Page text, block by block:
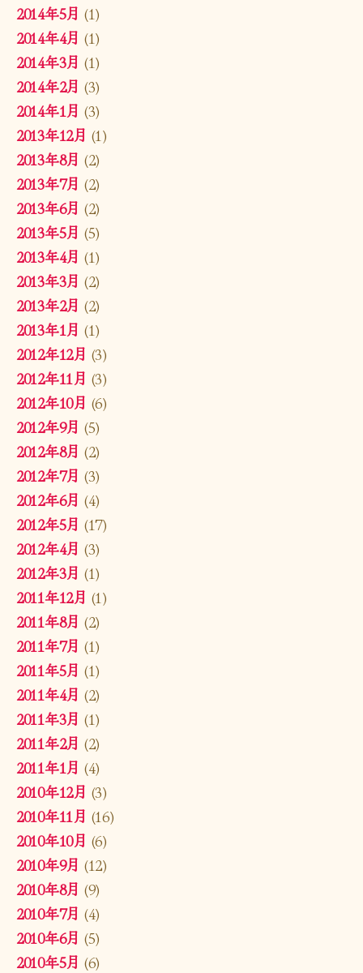
2014年5月 (1)
2014年4月 (1)
2014年3月 (1)
2014年2月 (3)
2014年1月 (3)
2013年12月 (1)
2013年8月 (2)
2013年7月 (2)
2013年6月 (2)
2013年5月 (5)
2013年4月 (1)
2013年3月 (2)
2013年2月 (2)
2013年1月 (1)
2012年12月 (3)
2012年11月 (3)
2012年10月 (6)
2012年9月 (5)
2012年8月 (2)
2012年7月 (3)
2012年6月 (4)
2012年5月 (17)
2012年4月 (3)
2012年3月 (1)
2011年12月 (1)
2011年8月 (2)
2011年7月 (1)
2011年5月 (1)
2011年4月 (2)
2011年3月 (1)
2011年2月 (2)
2011年1月 (4)
2010年12月 (3)
2010年11月 (16)
2010年10月 (6)
2010年9月 (12)
2010年8月 (9)
2010年7月 (4)
2010年6月 (5)
2010年5月 (6)